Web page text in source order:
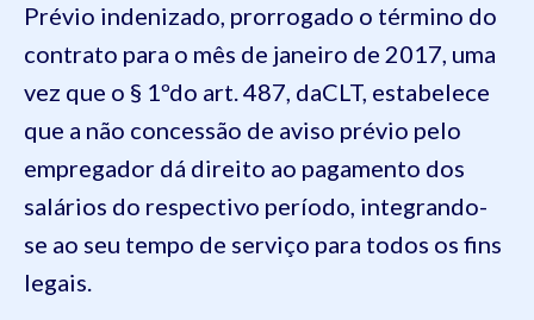
Prévio indenizado, prorrogado o término do
contrato para o mês de janeiro de 2017, uma
vez que o § 1ºdo art.487, daCLT, estabelece
que a não concessão de aviso prévio pelo
empregador dá direito ao pagamento dos
salários do respectivo período, integrando-
se ao seu tempo de serviço para todos os fins
legais.